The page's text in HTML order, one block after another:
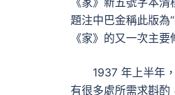
題注中巴金稱此版為
《家》的又一次主要
1937 年上半年
有很多處所需求斟酌